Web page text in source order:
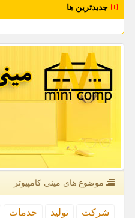
جدیدترین ها
موضوع های مینی كامپیوتر
شركت تولید خدمات